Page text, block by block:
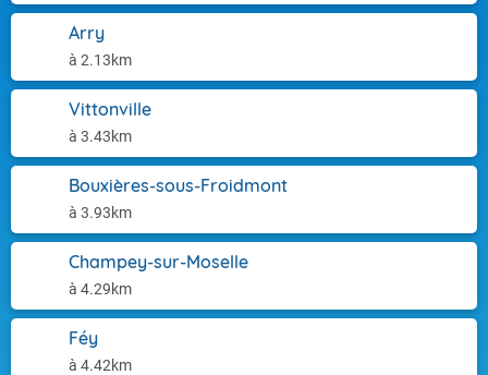
Arry
à 2.13km
Vittonville
à 3.43km
Bouxières-sous-Froidmont
à 3.93km
Champey-sur-Moselle
à 4.29km
Féy
à 4.42km